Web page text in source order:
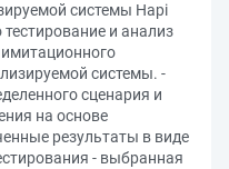
системы Hapi
и анализ
системы. -
сценария и
на основе
результаты в виде
- выбранная